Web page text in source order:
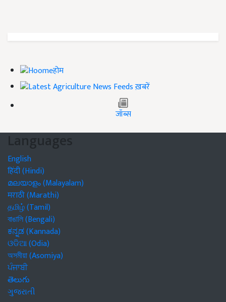
होम
ख़बरें
जॉब्स
Languages
English
हिंदी (Hindi)
മലയാളം (Malayalam)
मराठी (Marathi)
தமிழ் (Tamil)
বাঙালি (Bengali)
ಕನ್ನಡ (Kannada)
ଓଡିଆ (Odia)
অসমীয়া (Asomiya)
ਪੰਜਾਬੀ
తెలుగు
ગુજરાતી